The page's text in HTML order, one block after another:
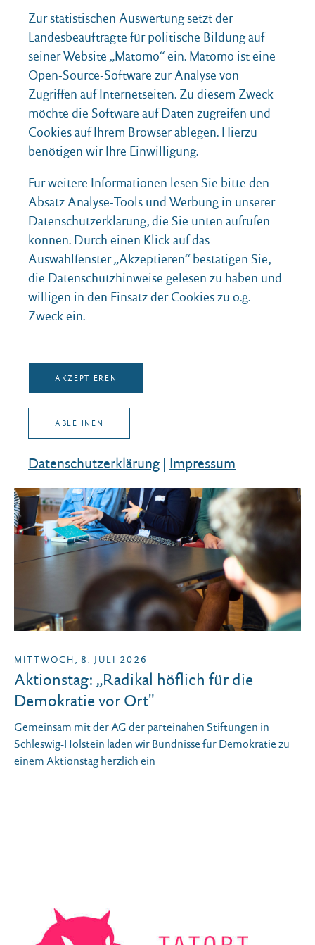
MITTWOCH, 5. AUGUST 2026
Bildungsministerin präsentieren Pakt für
Demokratie
Der Landesbeauftragte für politische Bildung hat gemeinsam
mit der Bildungsministerin neue Angebote im Rahmen des
Pakts für Demokratie präse
MITTWOCH, 8. JULI 2026
Aktionstag: „Radikal höflich für die
Demokratie vor Ort"
Gemeinsam mit der AG der parteinahen Stiftungen in
Schleswig-Holstein laden wir Bündnisse für Demokratie zu
einem Aktionstag herzlich ein
Zur statistischen Auswertung setzt der
Landesbeauftragte für politische Bildung auf
seiner Website „Matomo“ ein. Matomo ist eine
Open-Source-Software zur Analyse von
Zugriffen auf Internetseiten. Zu diesem Zweck
möchte die Software auf Daten zugreifen und
Cookies auf Ihrem Browser ablegen. Hierzu
benötigen wir Ihre Einwilligung.
Für weitere Informationen lesen Sie bitte den
Absatz Analyse-Tools und Werbung in unserer
Datenschutzerklärung, die Sie unten aufrufen
können. Durch einen Klick auf das
Auswahlfenster „Akzeptieren“ bestätigen Sie,
die Datenschutzhinweise gelesen zu haben und
willigen in den Einsatz der Cookies zu o.g.
Zweck ein.
AKZEPTIEREN
ABLEHNEN
Datenschutz­erklärung| Impressum